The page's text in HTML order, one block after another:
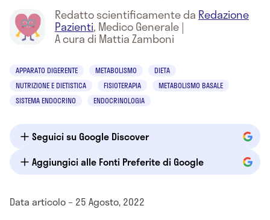
Redatto scientificamente da Redazione
Pazienti, Medico Generale|
A cura di Mattia Zamboni
APPARATO DIGERENTE METABOLISMO
DIETA
NUTRIZIONE E DIETISTICA
FISIOTERAPIA
METABOLISMO BASALE
SISTEMA ENDOCRINO
ENDOCRINOLOGIA
Seguici su Google Discover
Aggiungici alle Fonti Preferite di Google
Data articolo – 25 Agosto, 2022